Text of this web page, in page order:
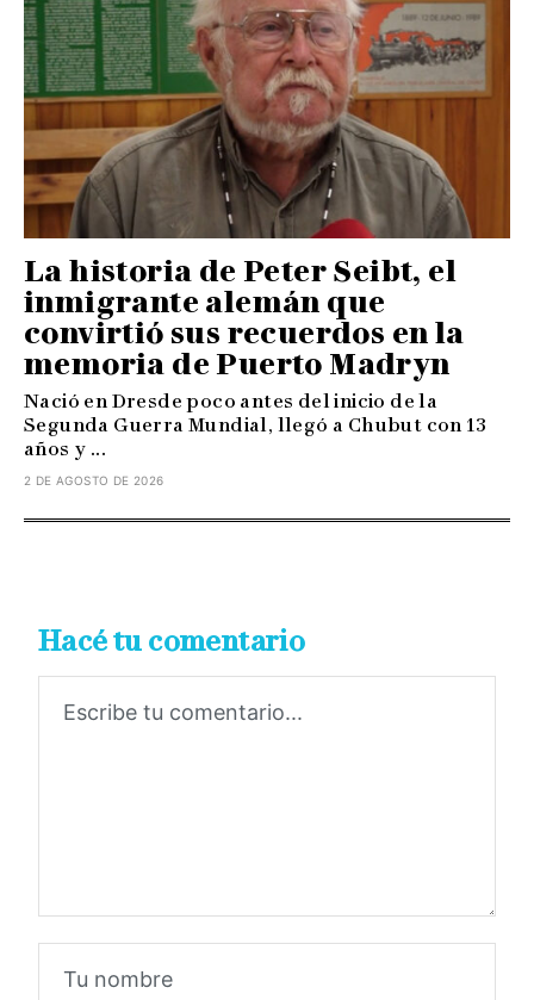
La historia de Peter Seibt, el
inmigrante alemán que
convirtió sus recuerdos en la
memoria de Puerto Madryn
Nació en Dresde poco antes del inicio de la
Segunda Guerra Mundial, llegó a Chubut con 13
años y ...
2 DE AGOSTO DE 2026
Hacé tu comentario